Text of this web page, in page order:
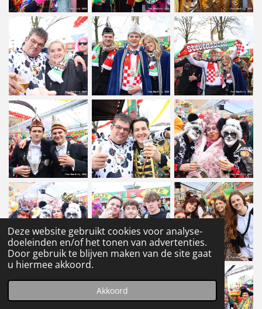
Deze website gebruikt cookies voor analyse-
doeleinden en/of het tonen van advertenties.
Door gebruik te blijven maken van de site gaat
u hiermee akkoord.
Akkoord